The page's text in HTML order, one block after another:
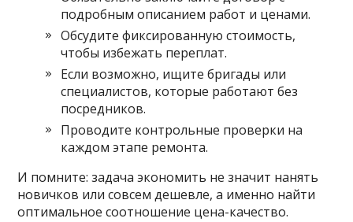
подробным описанием работ и ценами.
Обсудите фиксированную стоимость,
чтобы избежать переплат.
Если возможно, ищите бригады или
специалистов, которые работают без
посредников.
Проводите контрольные проверки на
каждом этапе ремонта.
И помните: задача экономить не значит нанять
новичков или совсем дешевле, а именно найти
оптимальное соотношение цена-качество.